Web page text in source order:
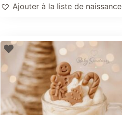
Ajouter à la liste de naissance